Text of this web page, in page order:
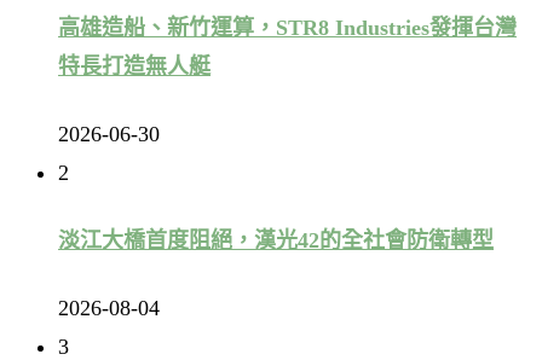
高雄造船、新竹運算，STR8 Industries發揮台灣
特長打造無人艇
2026-06-30
2
淡江大橋首度阻絕，漢光42的全社會防衛轉型
2026-08-04
3